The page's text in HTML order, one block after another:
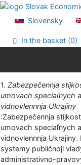
Go to content
Accessibility
Slovensky
In the basket (0)
Print
1. Zabezpečennja
umovach speciaľnych
vidnovlennnja Ukrajiny
:Zabezpečennja
umovach speciaľnych
vidnovlennnja
systemy publičnoji
administrativno-